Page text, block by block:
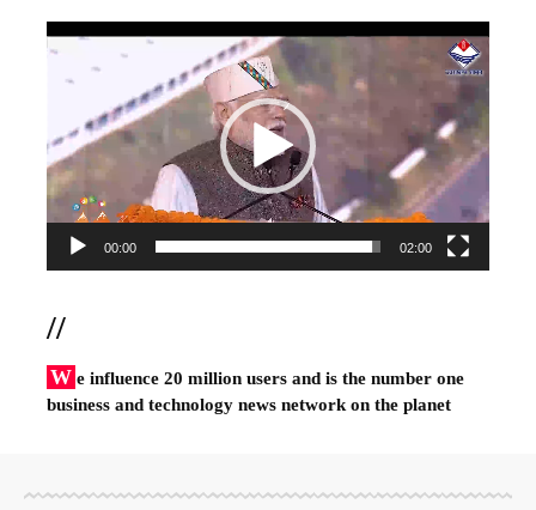
Video
00:00 02:00
//
W e influence 20 million users and is the number one
business and technology news network on the planet